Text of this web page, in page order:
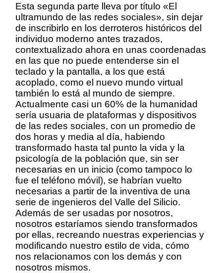
Esta segunda parte lleva por título «El
ultramundo de las redes sociales», sin dejar
de inscribirlo en los derroteros históricos del
individuo moderno antes trazados,
contextualizado ahora en unas coordenadas
en las que no puede entenderse sin el
teclado y la pantalla, a los que está
acoplado, como el nuevo mundo virtual
también lo está al mundo de siempre.
Actualmente casi un 60% de la humanidad
sería usuaria de plataformas y dispositivos
de las redes sociales, con un promedio de
dos horas y media al día, habiendo
transformado hasta tal punto la vida y la
psicología de la población que, sin ser
necesarias en un inicio (como tampoco lo
fue el teléfono móvil), se habrían vuelto
necesarias a partir de la inventiva de una
serie de ingenieros del Valle del Silicio.
Además de ser usadas por nosotros,
nosotros estaríamos siendo transformados
por ellas, recreando nuestras experiencias y
modificando nuestro estilo de vida, cómo
nos relacionamos con los demás y con
nosotros mismos.